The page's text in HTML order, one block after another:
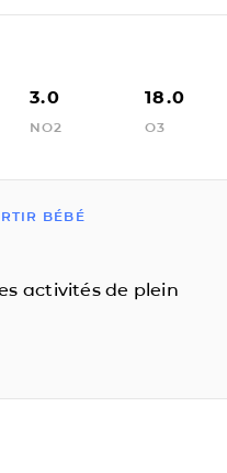
3.0
NO2
18.0
O3
BÉBÉ
activités de plein